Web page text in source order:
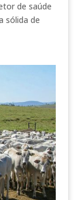
de saúde
sólida de